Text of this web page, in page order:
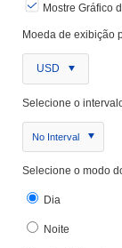
Mostre Gráfico
Moeda de exibição
USD
Selecione o
No Interval
Selecione o modo
Dia
Noite